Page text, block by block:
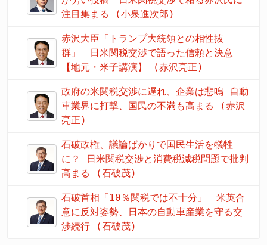
注目集まる (小泉進次郎)
赤沢大臣「トランプ大統領との相性抜
群」 日米関税交渉で語った信頼と決意
【地元・米子講演】 (赤沢亮正)
政府の米関税交渉に遅れ、企業は悲鳴 自動
車業界に打撃、国民の不満も高まる (赤沢
亮正)
石破政権、議論ばかりで国民生活を犠牲
に？ 日米関税交渉と消費税減税問題で批判
高まる (石破茂)
石破首相「10％関税では不十分」 米英合
意に反対姿勢、日本の自動車産業を守る交
渉続行 (石破茂)